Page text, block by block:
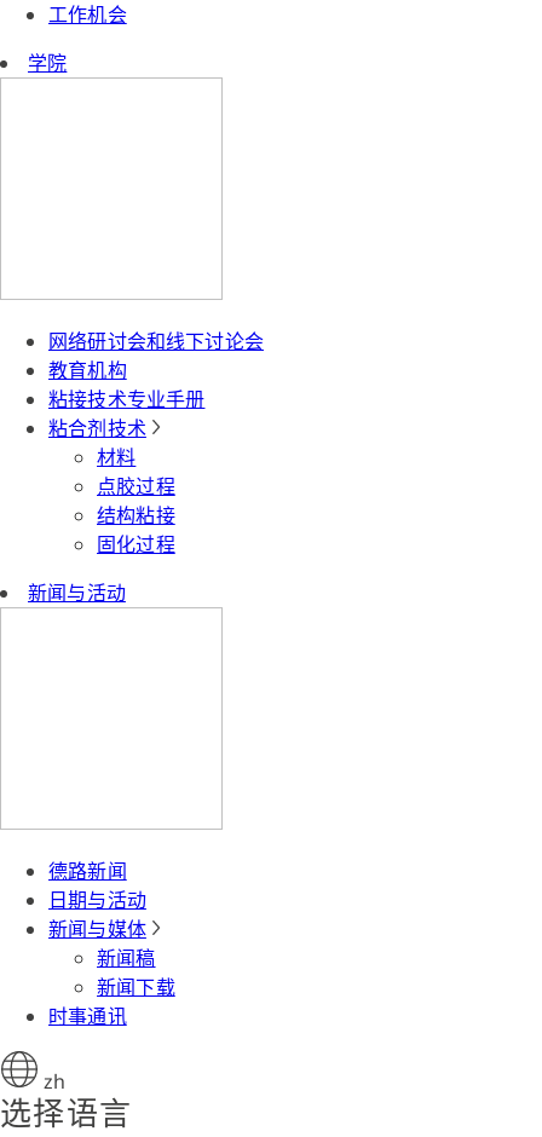
工作机会
学院
网络研讨会和线下讨论会
教育机构
粘接技术专业手册
粘合剂技术
材料
点胶过程
结构粘接
固化过程
新闻与活动
德路新闻
日期与活动
新闻与媒体
新闻稿
新闻下载
时事通讯
zh
选择语言